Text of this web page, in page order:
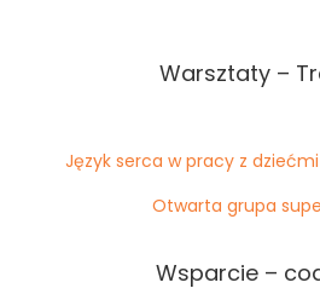
Warsztaty –
Język serca w pracy z
Otwarta grupa
Wsparcie –